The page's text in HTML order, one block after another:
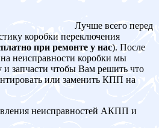
Лучше всего перед
коробки переключения
при ремонте у нас). После
неисправности коробки мы
и запчасти чтобы Вам решить что
или заменить КПП на
неисправностей АКПП и